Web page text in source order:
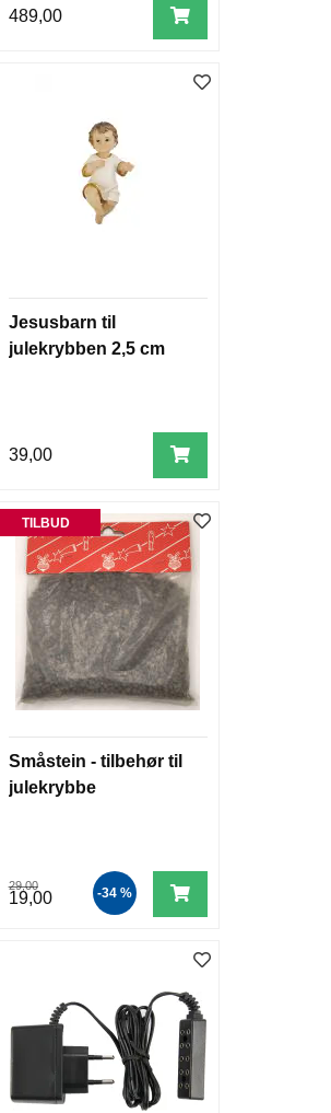
489,00
Jesusbarn til
julekrybben 2,5 cm
39,00
TILBUD
Småstein - tilbehør til
julekrybbe
29,00
19,00 -34 %